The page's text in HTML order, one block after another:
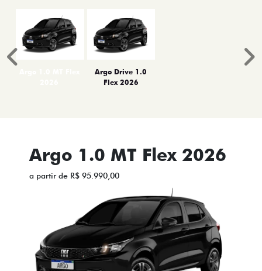
Argo Drive 1.0
Flex 2026
Anterior
Argo 1.0 MT Flex 2026
a partir de R$ 95.990,00